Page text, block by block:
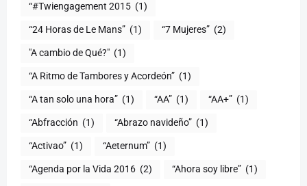
“#Twiengagement 2015 (1)
“24 Horas de Le Mans” (1) “7 Mujeres” (2)
(1)
“A Ritmo de Tambores y Acordeón” (1)
“A tan solo una hora” (1) “AA” (1) “AA+” (1)
“Abfracción (1) “Abrazo navideño” (1)
“Activao” (1) “Aeternum” (1)
“Agenda por la Vida 2016 (2) “Ahora soy libre” (1)